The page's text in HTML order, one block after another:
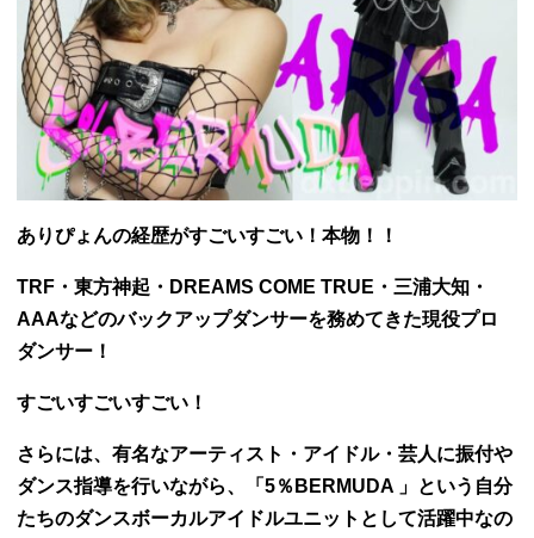
ありぴょんの経歴がすごいすごい！本物！！
TRF・東方神起・DREAMS COME TRUE・三浦大知・
AAAなどのバックアップダンサーを務めてきた現役プロ
ダンサー！
すごいすごいすごい！
さらには、有名なアーティスト・アイドル・芸人に振付や
ダンス指導を行いながら、「5％BERMUDA 」という自分
たちのダンスボーカルアイドルユニットとして活躍中なの